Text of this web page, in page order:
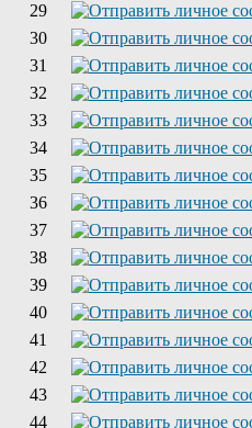
29
30
31
32
33
34
35
36
37
38
39
40
41
42
43
44